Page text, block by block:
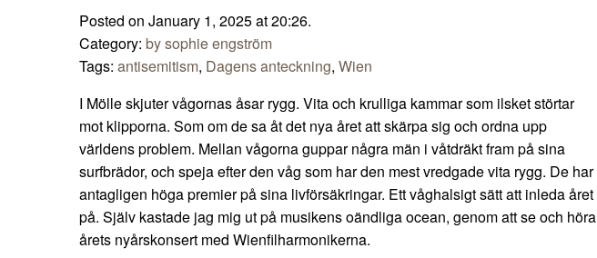
Posted on January 1, 2025 at 20:26.
Category: by sophie engström
Tags: antisemitism, Dagens anteckning, Wien
I Mölle skjuter vågornas åsar rygg. Vita och krulliga kammar som ilsket störtar
mot klipporna. Som om de sa åt det nya året att skärpa sig och ordna upp
världens problem. Mellan vågorna guppar några män i våtdräkt fram på sina
surfbrädor, och speja efter den våg som har den mest vredgade vita rygg. De har
antagligen höga premier på sina livförsäkringar. Ett våghalsigt sätt att inleda året
på. Själv kastade jag mig ut på musikens oändliga ocean, genom att se och höra
årets nyårskonsert med Wienfilharmonikerna.